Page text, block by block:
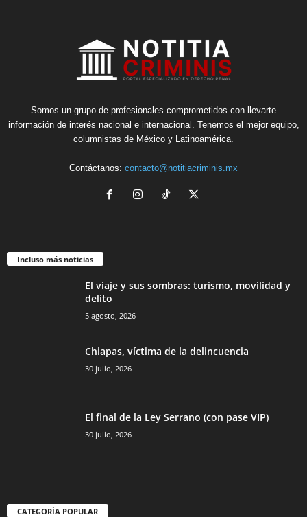
Somos un grupo de profesionales comprometidos con llevarte
información de interés nacional e internacional. Tenemos el mejor equipo,
columnistas de México y Latinoamérica.
Contáctanos: contacto@notitiacriminis.mx
Incluso más noticias
El viaje y sus sombras: turismo, movilidad y
delito
5 agosto, 2026
Chiapas, víctima de la delincuencia
30 julio, 2026
El final de la Ley Serrano (con pase VIP)
30 julio, 2026
CATEGORÍA POPULAR